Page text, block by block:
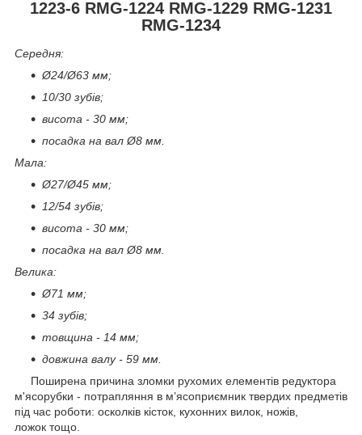
1223-6 RMG-1224 RMG-1229 RMG-1231
RMG-1234
Середня:
Ø24/Ø63 мм;
10/30 зубів;
висота - 30 мм;
посадка на вал Ø8 мм.
Мала:
Ø27/Ø45 мм;
12/54 зубів;
висота - 30 мм;
посадка на вал Ø8 мм.
Велика:
Ø71 мм;
34 зубів;
товщина - 14 мм;
довжина валу - 59 мм.
Поширена причина зломки рухомих елементів редуктора
м'ясорубки - потрапляння в м’ясоприємник твердих предметів
під час роботи: осколків кісток, кухонних вилок, ножів,
ложок тощо.